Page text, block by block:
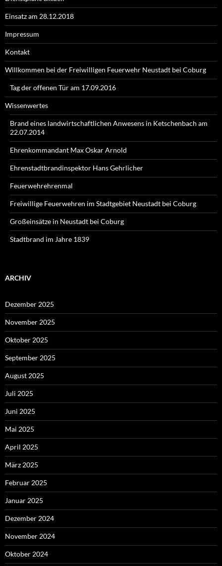
Einsatz am 28.12.2018
Impressum
Kontakt
Willkommen bei der Freiwilligen Feuerwehr Neustadt bei Coburg
Tag der offenen Tür am 17.09.2016
Wissenwertes
Brand eines landwirtschaftlichen Anwesens in Ketschenbach am
22.07.2014
Ehrenkommandant Max Oskar Arnold
Ehrenstadtbrandinspektor Hans Gehrlicher
Feuerwehrehrenmal
Freiwillige Feuerwehren im Stadtgebiet Neustadt bei Coburg
Großeinsätze in Neustadt bei Coburg
Stadtbrand im Jahre 1839
ARCHIV
Dezember 2025
November 2025
Oktober 2025
September 2025
August 2025
Juli 2025
Juni 2025
Mai 2025
April 2025
März 2025
Februar 2025
Januar 2025
Dezember 2024
November 2024
Oktober 2024